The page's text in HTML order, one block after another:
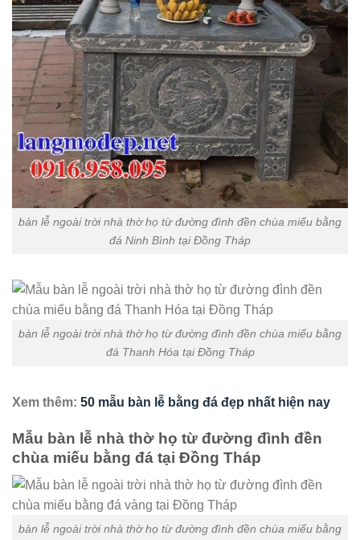
bàn lễ ngoài trời nhà thờ họ từ đường đình đền chùa miếu bằng
đá Ninh Bình tại Đồng Tháp
bàn lễ ngoài trời nhà thờ họ từ đường đình đền chùa miếu bằng
đá Thanh Hóa tại Đồng Tháp
Xem thêm: 50 mẫu bàn lễ bằng đá đẹp nhất hiện nay
Mẫu bàn lễ nhà thờ họ từ đường đình đền
chùa miếu bằng đá tại Đồng Tháp
bàn lễ ngoài trời nhà thờ họ từ đường đình đền chùa miếu bằng